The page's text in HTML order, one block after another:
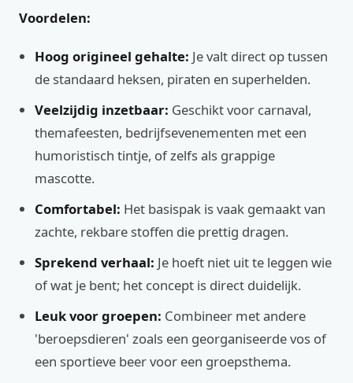
Voordelen:
Hoog origineel gehalte: Je valt direct op tussen
de standaard heksen, piraten en superhelden.
Veelzijdig inzetbaar: Geschikt voor carnaval,
themafeesten, bedrijfsevenementen met een
humoristisch tintje, of zelfs als grappige
mascotte.
Comfortabel: Het basispak is vaak gemaakt van
zachte, rekbare stoffen die prettig dragen.
Sprekend verhaal: Je hoeft niet uit te leggen wie
of wat je bent; het concept is direct duidelijk.
Leuk voor groepen: Combineer met andere
'beroepsdieren' zoals een georganiseerde vos of
een sportieve beer voor een groepsthema.